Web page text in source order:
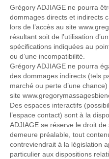
Grégory ADJIAGE ne pourra
dommages directs et indirects
lors de l’accès au site
résultant soit de l’utilisation
spécifications indiquées au
ou d’une incompatibilité.
Grégory ADJIAGE ne pourra
des dommages indirects (tels
marché ou perte d’une
site www.
Des espaces interactifs
l’espace contact) sont à la
ADJIAGE se réserve le droit
demeure préalable, tout
contreviendrait à la législation
particulier aux dispositions